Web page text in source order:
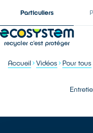
Particuliers
Accueil Vidéos Pour tous